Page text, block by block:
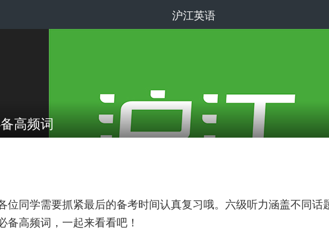
沪江英语
高频词
位同学需要抓紧最后的备考时间认真复习哦。六级听力涵盖不同
高频词，一起来看看吧！